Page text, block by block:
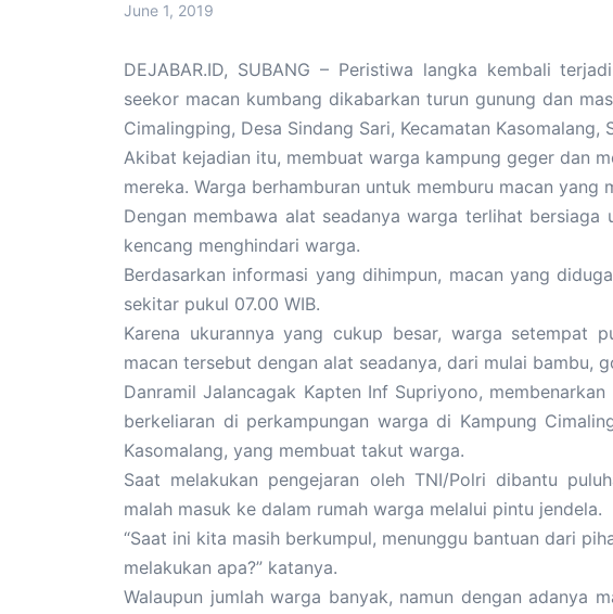
June 1, 2019
DEJABAR.ID, SUBANG – Peristiwa langka kembali
seekor macan kumbang dikabarkan turun gunung dan
Cimalingping, Desa Sindang Sari, Kecamatan Kasomalang,
Akibat kejadian itu, membuat warga kampung geger dan
mereka. Warga berhamburan untuk memburu macan yang
Dengan membawa alat seadanya warga terlihat bersiaga
kencang menghindari warga.
Berdasarkan informasi yang dihimpun, macan yang
sekitar pukul 07.00 WIB.
Karena ukurannya yang cukup besar, warga setempat
macan tersebut dengan alat seadanya, dari mulai bambu,
Danramil Jalancagak Kapten Inf Supriyono,
berkeliaran di perkampungan warga di Kampung
Kasomalang, yang membuat takut warga.
Saat melakukan pengejaran oleh TNI/Polri dibantu
malah masuk ke dalam rumah warga melalui pintu jendela.
“Saat ini kita masih berkumpul, menunggu bantuan dari
melakukan apa?” katanya.
Walaupun jumlah warga banyak, namun dengan adanya